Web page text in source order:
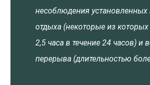
несоблюдения установленных
отдыха (некоторые из которых
2,5 часа в течение 24 часов) и
перерыва (длительностью